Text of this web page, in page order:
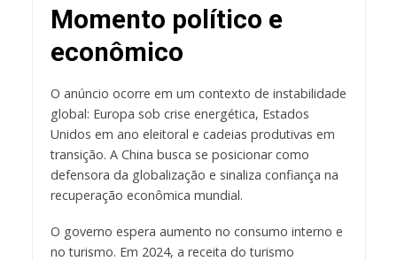
Momento político e
econômico
O anúncio ocorre em um contexto de instabilidade
global: Europa sob crise energética, Estados
Unidos em ano eleitoral e cadeias produtivas em
transição. A China busca se posicionar como
defensora da globalização e sinaliza confiança na
recuperação econômica mundial.
O governo espera aumento no consumo interno e
no turismo. Em 2024, a receita do turismo